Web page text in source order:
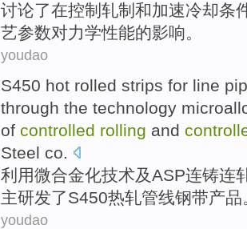
讨论了在控制 轧制 和加速冷却条
艺参数对力学性能的影响。
youdao
S450 hot rolled strips for line
through the technology
of controlled rolling and
Steel co.
利用微合金化技术及ASP连铸连
主研发了S450热轧管线钢带产品
youdao